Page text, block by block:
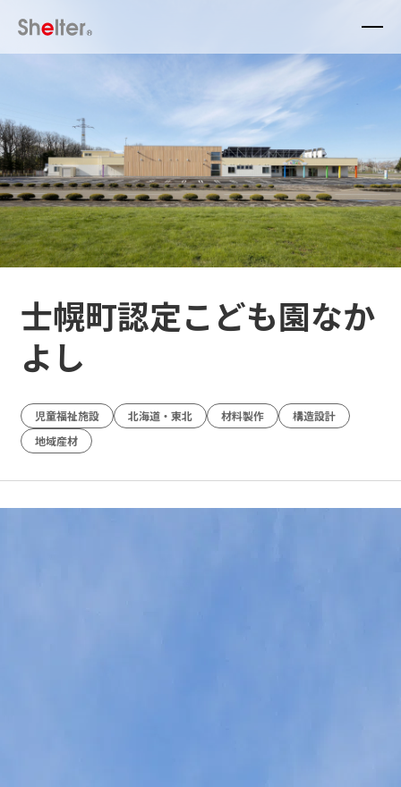
士幌町認定こども園なか
よし
児童福祉施設 北海道・東北 材料製作
構造設計
地域産材